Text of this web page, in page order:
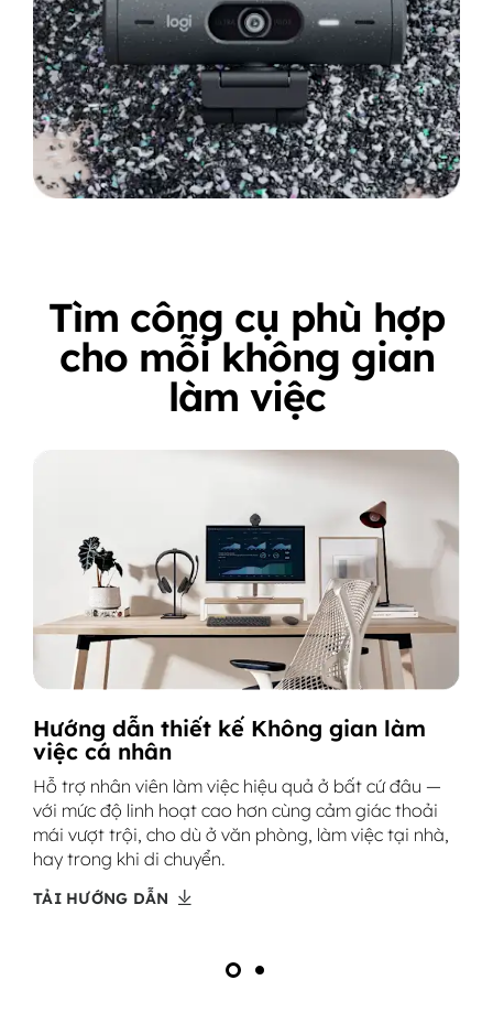
Tìm công cụ phù hợp
cho mỗi không gian
làm việc
Hướng dẫn thiết kế Không gian làm
việc cá nhân
Hỗ trợ nhân viên làm việc hiệu quả ở bất cứ đâu —
với mức độ linh hoạt cao hơn cùng cảm giác thoải
mái vượt trội, cho dù ở văn phòng, làm việc tại nhà,
hay trong khi di chuyển.
TẢI HƯỚNG DẪN